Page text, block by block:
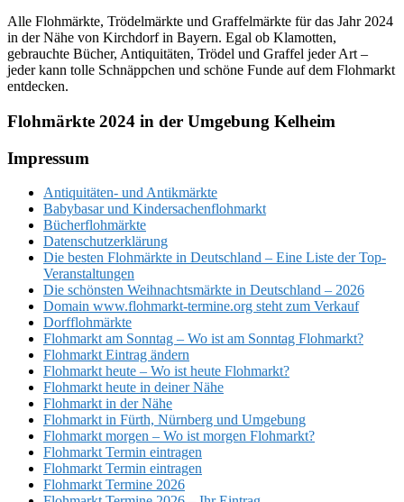
Alle Flohmärkte, Trödelmärkte und Graffelmärkte für das Jahr 2024
in der Nähe von Kirchdorf in Bayern. Egal ob Klamotten,
gebrauchte Bücher, Antiquitäten, Trödel und Graffel jeder Art –
jeder kann tolle Schnäppchen und schöne Funde auf dem Flohmarkt
entdecken.
Flohmärkte 2024 in der Umgebung Kelheim
Footer
Impressum
Antiquitäten- und Antikmärkte
Babybasar und Kindersachenflohmarkt
Bücherflohmärkte
Datenschutzerklärung
Die besten Flohmärkte in Deutschland – Eine Liste der Top-
Veranstaltungen
Die schönsten Weihnachtsmärkte in Deutschland – 2026
Domain www.flohmarkt-termine.org steht zum Verkauf
Dorfflohmärkte
Flohmarkt am Sonntag – Wo ist am Sonntag Flohmarkt?
Flohmarkt Eintrag ändern
Flohmarkt heute – Wo ist heute Flohmarkt?
Flohmarkt heute in deiner Nähe
Flohmarkt in der Nähe
Flohmarkt in Fürth, Nürnberg und Umgebung
Flohmarkt morgen – Wo ist morgen Flohmarkt?
Flohmarkt Termin eintragen
Flohmarkt Termin eintragen
Flohmarkt Termine 2026